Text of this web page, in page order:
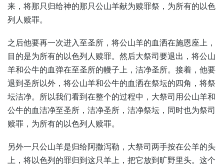
来，将那只归给神的那只公山羊献为赎罪祭，为所有的以色
列人赎罪。
之后他要再一次进入至圣所，将公山羊的血洒在施恩座上，
目的是为所有的以色列人赎罪。然后大祭司要退出，将公山
羊和公牛的血弹在至圣所的幔子上，洁净圣所。接着，他要
退到圣所以外，将公山羊和公牛的血洒在祭坛的四角，将祭
坛洁净。所以我们看到在整个的过程中，大祭司用公山羊和
公牛的血洁净至圣所，洁净圣所，洁净祭坛，同时也为祭司
赎罪，为所有的以色列人赎罪。
另外一只公山羊是归给阿撒泻勒，大祭司两手按在公羊的头
上，将以色列的罪归到这只羊上，把它放到旷野里头。这个